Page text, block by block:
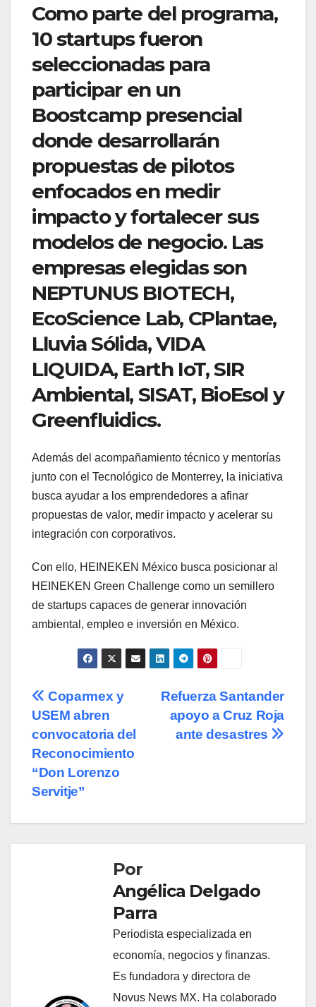
Como parte del programa,
10 startups fueron
seleccionadas para
participar en un
Boostcamp presencial
donde desarrollarán
propuestas de pilotos
enfocados en medir
impacto y fortalecer sus
modelos de negocio. Las
empresas elegidas son
NEPTUNUS BIOTECH,
EcoScience Lab, CPlantae,
Lluvia Sólida, VIDA
LIQUIDA, Earth IoT, SIR
Ambiental, SISAT, BioEsol y
Greenfluidics.
Además del acompañamiento técnico y mentorías
junto con el Tecnológico de Monterrey, la iniciativa
busca ayudar a los emprendedores a afinar
propuestas de valor, medir impacto y acelerar su
integración con corporativos.
Con ello, HEINEKEN México busca posicionar al
HEINEKEN Green Challenge como un semillero
de startups capaces de generar innovación
ambiental, empleo e inversión en México.
Navegación
de
entradas
Refuerza Santander
apoyo a Cruz Roja
ante desastres
Coparmex y
USEM abren
convocatoria del
Reconocimiento
“Don Lorenzo
Servitje”
Por
Angélica Delgado
Parra
Periodista especializada en
economía, negocios y finanzas.
Es fundadora y directora de
Novus News MX. Ha colaborado